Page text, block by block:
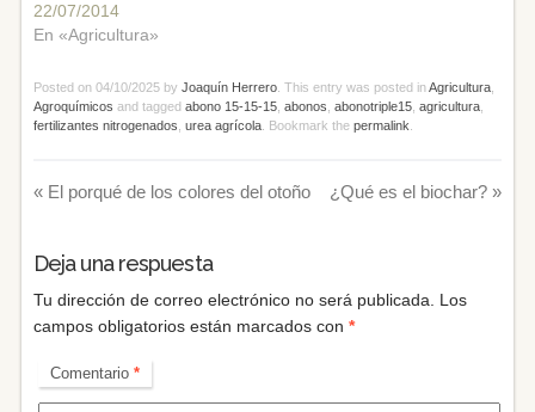
22/07/2014
En «Agricultura»
Posted on 04/10/2025 by Joaquín Herrero. This entry was posted inAgricultura,
Agroquímicos and tagged abono 15-15-15, abonos abonotriple15, agricultura,
fertilizantes nitrogenados urea agrícola. Bookmark the permalink
«El porqué de los colores del otoño ¿Qué es el biochar?»
Deja una respuesta
Tu dirección de correo electrónico no será publicada.
Los
campos obligatorios están marcados con *
Comentario *